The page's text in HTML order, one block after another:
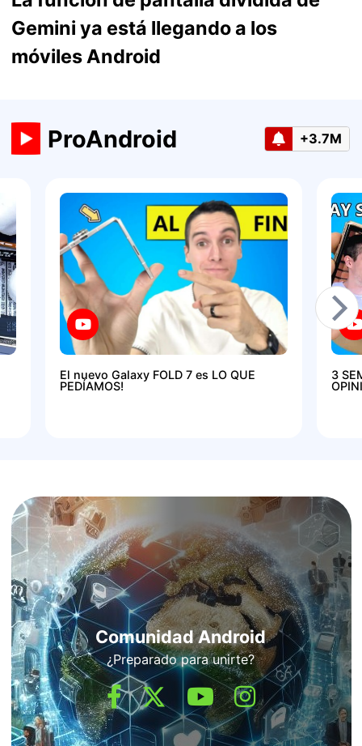
Gemini ya está llegando a los
móviles Android
ProAndroid +3.7M
El nuevo Galaxy FOLD 7 es LO QUE
PEDÍAMOS!
3
Comunidad Android
¿Preparado para unirte?